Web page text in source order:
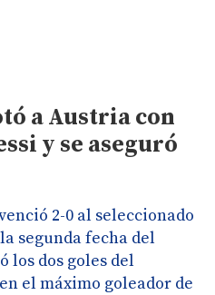
a Austria con
y se aseguró
2-0 al seleccionado
segunda fecha del
los dos goles del
el máximo goleador de